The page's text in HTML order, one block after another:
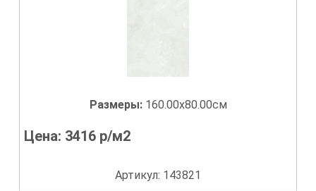
Размеры: 160.00x80.00см
Цена: 3416 р/м2
Артикул: 143821